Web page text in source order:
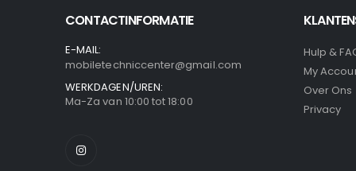
CONTACTINFORMATIE
E-MAIL:
mobiletechniccenter@gmail.com
WERKDAGEN/UREN:
Ma-Za van 10:00 tot 18:00
Hulp &
My
Over Ons
Privacy